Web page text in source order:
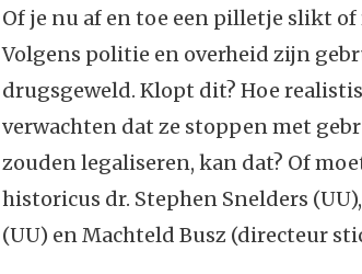
Of je nu af en toe een pilletje slikt
Volgens politie en overheid zijn
drugsgeweld. Klopt dit? Hoe
verwachten dat ze stoppen met
zouden legaliseren, kan dat? Of
historicus dr. Stephen Snelders
(UU) en Machteld Busz (directeur